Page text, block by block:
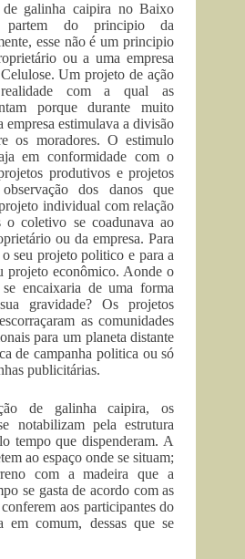
galinha caipira no Baixo
partem do principio da
esse não é um principio
ou a uma empresa
Um projeto de ação
com a qual as
porque durante muito
estimulava a divisão
os moradores. O estimulo
em conformidade com o
produtivos e projetos
dos danos que
individual com relação
o coletivo se coadunava ao
ou da empresa. Para
seu projeto politico e para a
projeto econômico. Aonde o
encaixaria de uma forma
gravidade? Os projetos
as comunidades
para um planeta distante
de campanha politica ou só
publicitárias.
de galinha caipira, os
notabilizam pela estrutura
tempo que dispenderam. A
ao espaço onde se situam;
com a madeira que a
se gasta de acordo com as
aos participantes do
em comum, dessas que se